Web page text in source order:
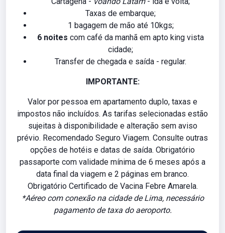
Taxas de embarque;
1 bagagem de mão até 10kgs;
6 noites com café da manhã em apto king vista
cidade;
Transfer de chegada e saída - regular.
IMPORTANTE:
Valor por pessoa em apartamento duplo, taxas e
impostos não incluídos. As tarifas selecionadas estão
sujeitas à disponibilidade e alteração sem aviso
prévio. Recomendado Seguro Viagem. Consulte outras
opções de hotéis e datas de saída. Obrigatório
passaporte com validade mínima de 6 meses após a
data final da viagem e 2 páginas em branco.
Obrigatório Certificado de Vacina Febre Amarela.
*Aéreo com conexão na cidade de Lima, necessário
pagamento de taxa do aeroporto.